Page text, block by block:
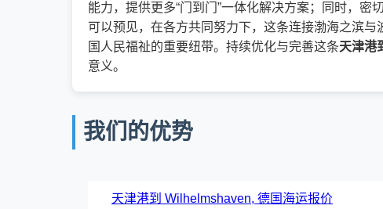
能力，提供更多“门到门”一体化解决方案；同时，密
可以预见，在各方共同努力下，这条连接渤海之滨
国人民福祉的重要纽带。持续优化与完善这条天津港
意义。
我们的优势
天津港到 Wilhelmshaven, 德国海运报价